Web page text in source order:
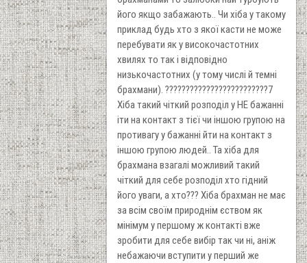
його якщо забажають.. Чи хіба у такому
приклад будь хто з якої касти не може
перебувати як у високочастотних
хвилях то так і відповідно
низькочастотних (у тому числі й темні
брахмани). ?????????????????????????7
Хіба такий чіткий розподіл у НЕ бажанні
іти на контакт з тієї чи іншою групою на
противагу у бажанні йти на контакт з
іншою групою людей.. Та хіба для
брахмана взагалі можливий такий
чіткий для себе розподіл хто гідний
його уваги, а хто??? Хіба брахман не має
за всім своїм природнім єством як
мінімум у першому ж контакті вже
зробити для себе вибір так чи ні, аніж
небажаючи вступити у перший же